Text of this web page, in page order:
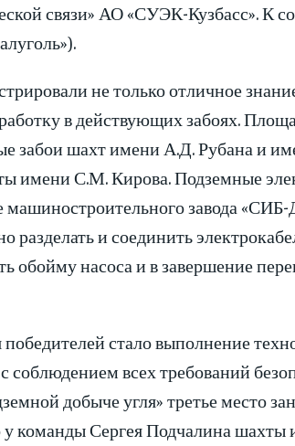
связи» АО «СУЭК-Кузбасс». К
не только отличное
в действующих забоях.
забои шахт имени А.Д. Рубана и
имени С.М. Кирова. Подземные
машиностроительного завода
разделать и соединить
обойму насоса и в завершение
стало выполнение
соблюдением всех требований
добыче угля» третье место
команды Сергея Подчалина